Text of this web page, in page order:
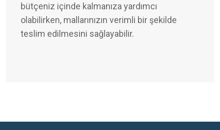
bütçeniz içinde kalmanıza yardımcı
olabilirken, mallarınızın verimli bir şekilde
teslim edilmesini sağlayabilir.